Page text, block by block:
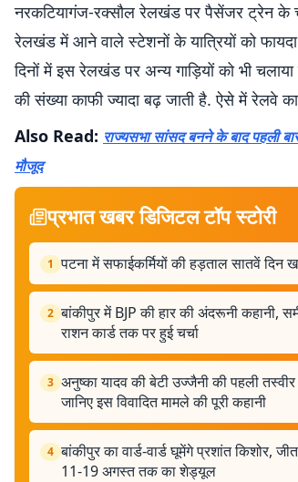
नरकटियागंज-रक्सौल रेलखंड पर पैसेंजर ट्रेन के
रेलखंड में आने वाले स्टेशनों के यात्रियों को
दिनों में इस रेलखंड पर अन्य गाड़ियों को भी चलाया
की संख्या काफी ज्यादा बढ़ जाती है. ऐसे में रेलवे
Also Read: राज्यसभा सांसद बनने के बाद पहली
मौजूद
प्रभात खबर डिजिटल टॉप स्टोरी
1 पटना में सफाईकर्मियों की हड़ताल सातवें
2 बांकीपुर में BJP की हार की अंदरूनी कहानी,
राशन कार्ड तक पर हुई चर्चा
3 अनुष्का यादव की बेटी उज्जैनी की पहली
जानिए इस विवादित मामले की पूरी कहानी
4 बांकीपुर का वार्ड-वार्ड घूमेंगे प्रशांत किशोर,
11-19 अगस्त तक का शेड्यूल